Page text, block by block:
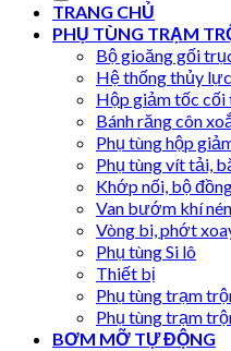
TRANG CHỦ
PHỤ TÙNG TRẠM
Bộ gioăng gối
Hệ thống thủy
Hộp giảm tốc cối
Bánh răng côn
Phụ tùng hộp
Phụ tùng vít tải,
Khớp nối, bộ
Van bướm khí nén
Vòng bi, phớt
Phụ tùng Si lô
Thiết bị
Phụ tùng trạm
Phụ tùng trạm
BƠM MỠ TỰ ĐỘNG